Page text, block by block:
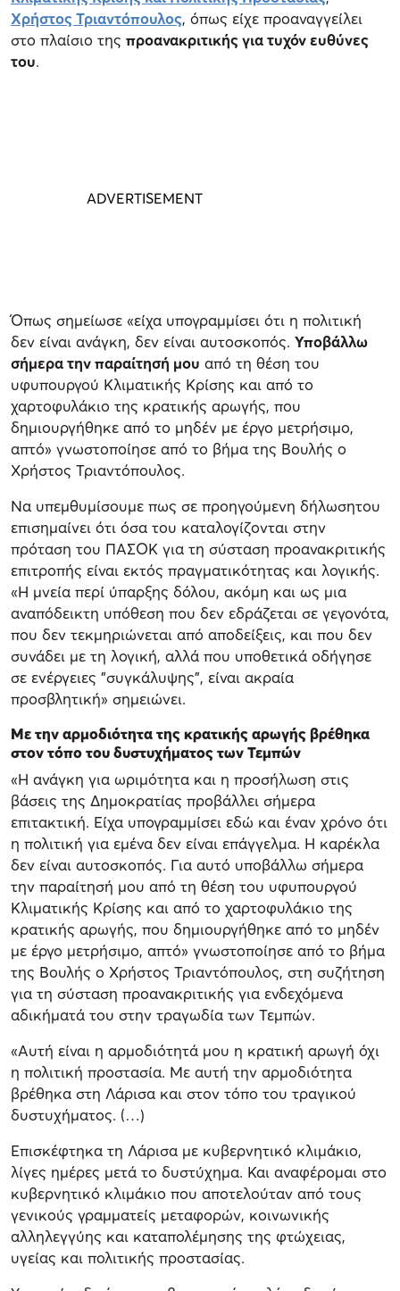
Χρήστος Τριαντόπουλος, όπως είχε προαναγγείλει
στο πλαίσιο της προανακριτικής για τυχόν ευθύνες
του.
Όπως σημείωσε «είχα υπογραμμίσει ότι η πολιτική
δεν είναι ανάγκη, δεν είναι αυτοσκοπός. Υποβάλλω
σήμερα την παραίτησή μου από τη θέση του
υφυπουργού Κλιματικής Κρίσης και από το
χαρτοφυλάκιο της κρατικής αρωγής, που
δημιουργήθηκε από το μηδέν με έργο μετρήσιμο,
απτό» γνωστοποίησε από το βήμα της Βουλής ο
Χρήστος Τριαντόπουλος.
Να υπεμθυμίσουμε πως σε προηγούμενη δήλωσητου
επισημαίνει ότι όσα του καταλογίζονται στην
πρόταση του ΠΑΣΟΚ για τη σύσταση προανακριτικής
επιτροπής είναι εκτός πραγματικότητας και λογικής.
«Η μνεία περί ύπαρξης δόλου, ακόμη και ως μια
αναπόδεικτη υπόθεση που δεν εδράζεται σε γεγονότα,
που δεν τεκμηριώνεται από αποδείξεις, και που δεν
συνάδει με τη λογική, αλλά που υποθετικά οδήγησε
σε ενέργειες "συγκάλυψης", είναι ακραία
προσβλητική» σημειώνει.
Με την αρμοδιότητα της κρατικής αρωγής βρέθηκα
στον τόπο του δυστυχήματος των Τεμπών
«Η ανάγκη για ωριμότητα και η προσήλωση στις
βάσεις της Δημοκρατίας προβάλλει σήμερα
επιτακτική. Είχα υπογραμμίσει εδώ και έναν χρόνο ότι
η πολιτική για εμένα δεν είναι επάγγελμα. Η καρέκλα
δεν είναι αυτοσκοπός. Για αυτό υποβάλλω σήμερα
την παραίτησή μου από τη θέση του υφυπουργού
Κλιματικής Κρίσης και από το χαρτοφυλάκιο της
κρατικής αρωγής, που δημιουργήθηκε από το μηδέν
με έργο μετρήσιμο, απτό» γνωστοποίησε από το βήμα
της Βουλής ο Χρήστος Τριαντόπουλος, στη συζήτηση
για τη σύσταση προανακριτικής για ενδεχόμενα
αδικήματά του στην τραγωδία των Τεμπών.
«Αυτή είναι η αρμοδιότητά μου η κρατική αρωγή όχι
η πολιτική προστασία. Με αυτή την αρμοδιότητα
βρέθηκα στη Λάρισα και στον τόπο του τραγικού
δυστυχήματος. (…)
Επισκέφτηκα τη Λάρισα με κυβερνητικό κλιμάκιο,
λίγες ημέρες μετά το δυστύχημα. Και αναφέρομαι στο
κυβερνητικό κλιμάκιο που αποτελούταν από τους
γενικούς γραμματείς μεταφορών, κοινωνικής
αλληλεγγύης και καταπολέμησης της φτώχειας,
υγείας και πολιτικής προστασίας.